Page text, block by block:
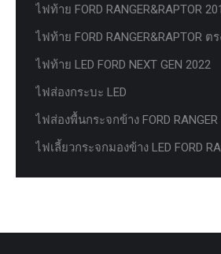
ไฟท้าย FORD RANGER&RAPTOR
ไฟท้าย FORD RANGER&RAPTOR ต
ไฟท้าย LED FORD NEXT GEN 2022
ไฟส่องกระบะ LED
ไฟส่องพื้นกระจกข้าง FORD RANGER
ไฟเลี้ยวกระจกมองข้าง LED FORD